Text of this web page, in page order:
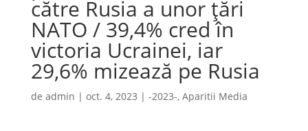
către Rusia a unor ţări
NATO / 39,4% cred în
victoria Ucrainei, iar
29,6% mizează pe Rusia
de admin | oct. 4, 2023 | -2023-, Aparitii Media